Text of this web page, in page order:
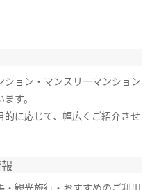
ション・マンスリーマンション
す。
的に応じて、幅広くご紹介させ